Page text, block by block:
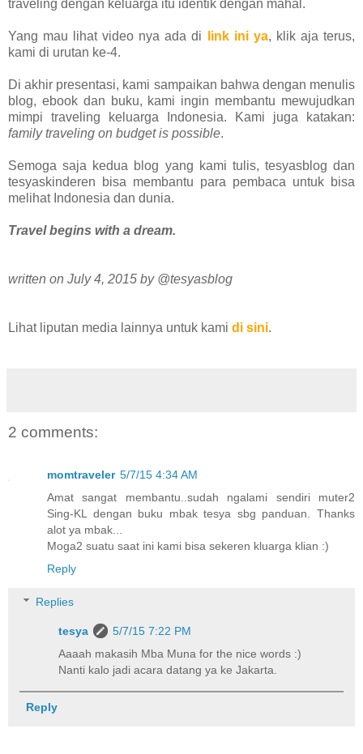
traveling dengan keluarga itu identik dengan mahal.
Yang mau lihat video nya ada di link ini ya, klik aja terus,
kami di urutan ke-4.
Di akhir presentasi, kami sampaikan bahwa dengan menulis
blog, ebook dan buku, kami ingin membantu mewujudkan
mimpi traveling keluarga Indonesia. Kami juga katakan:
family traveling on budget is possible.
Semoga saja kedua blog yang kami tulis, tesyasblog dan
tesyaskinderen bisa membantu para pembaca untuk bisa
melihat Indonesia dan dunia.
Travel begins with a dream.
written on July 4, 2015 by @tesyasblog
Lihat liputan media lainnya untuk kami di sini.
2 comments:
momtraveler 5/7/15 4:34 AM
Amat sangat membantu..sudah ngalami sendiri muter2
Sing-KL dengan buku mbak tesya sbg panduan. Thanks
alot ya mbak...
Moga2 suatu saat ini kami bisa sekeren kluarga klian :)
Reply
Replies
tesya
5/7/15 7:22 PM
Aaaah makasih Mba Muna for the nice words :)
Nanti kalo jadi acara datang ya ke Jakarta.
Reply